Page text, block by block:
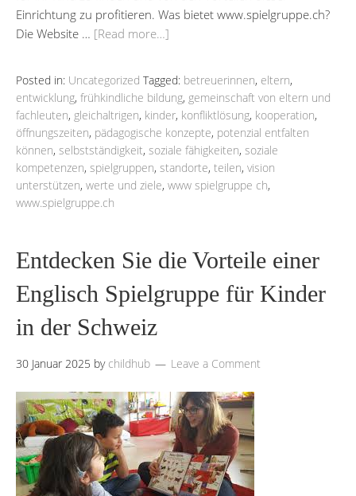
Einrichtung zu profitieren. Was bietet www.spielgruppe.ch?
Die Website … [Read more…]
Posted in: Uncategorized Tagged: betreuerinnen, eltern,
entwicklung, frühkindliche bildung, gemeinschaft von eltern und
fachleuten, gleichaltrigen, kinder, konfliktlösung, kooperation,
öffnungszeiten, pädagogische konzepte, potenzial entfalten
können, selbstständigkeit, soziale fähigkeiten, soziale
kompetenzen, spielgruppen, standorte, teilen, vision
unterstützen, werte und ziele, www spielgruppe ch,
www.spielgruppe.ch
Entdecken Sie die Vorteile einer
Englisch Spielgruppe für Kinder
in der Schweiz
30 Januar 2025 by childhub Leave a Comment